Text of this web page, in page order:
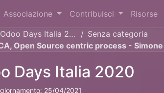
Associazione Contribuisci Risorse
Odoo Days Italia 2020
Senza categoria
Open Source centric process -
Days Italia 2020
25/04/2021